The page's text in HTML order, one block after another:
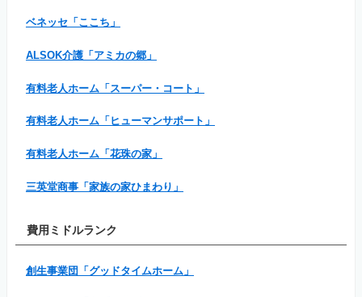
ベネッセ「ここち」
ALSOK介護「アミカの郷」
有料老人ホーム「スーパー・コート」
有料老人ホーム「ヒューマンサポート」
有料老人ホーム「花珠の家」
三英堂商事「家族の家ひまわり」
費用ミドルランク
創生事業団「グッドタイムホーム」